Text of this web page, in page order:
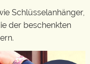
Schlüsselanhänger,
der beschenkten